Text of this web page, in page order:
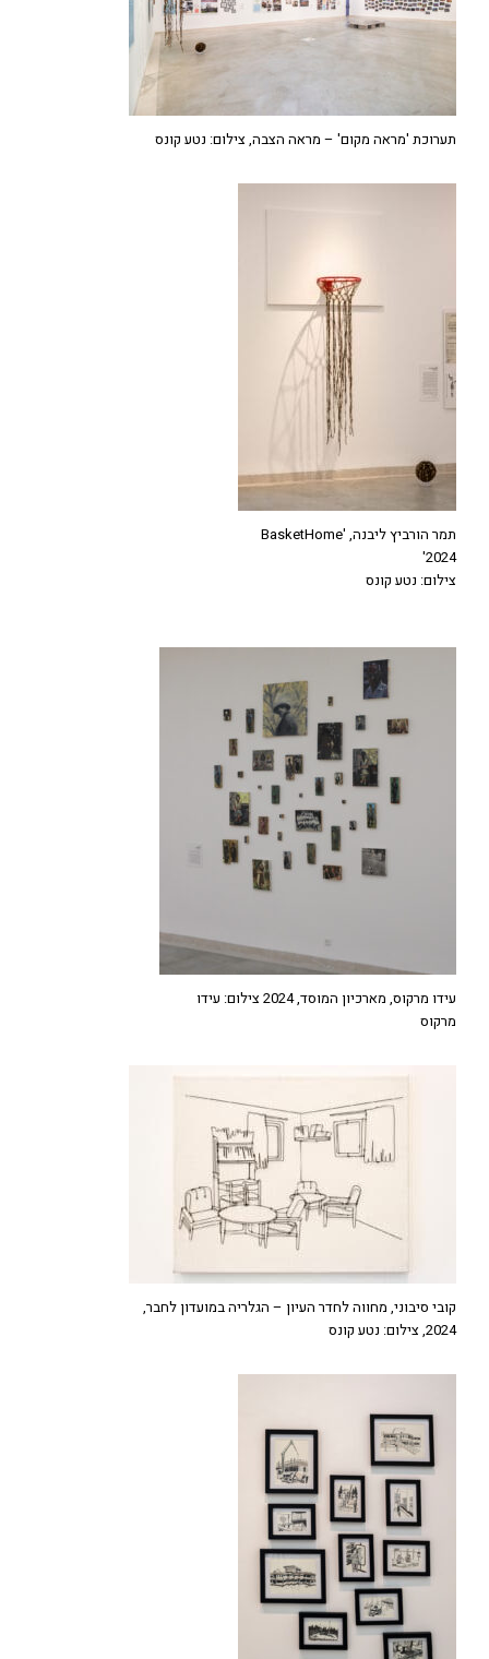
תערוכת 'מראה מקום' – מראה הצבה, צילום: נטע קונס
תמר הורביץ ליבנה, BasketHome'
2024'
צילום: נטע קונס
עידו מרקוס, מארכיון המוסד, 2024 צילום: עידו
מרקוס
קובי סיבוני, מחווה לחדר העיון – הגלריה במועדון לחבר,
2024, צילום: נטע קונס